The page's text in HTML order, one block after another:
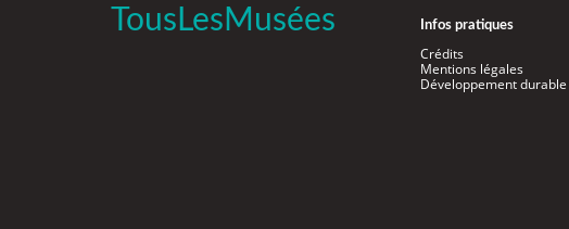
TousLesMusées Infos pratiques
Crédits
Mentions légales
Développement durable